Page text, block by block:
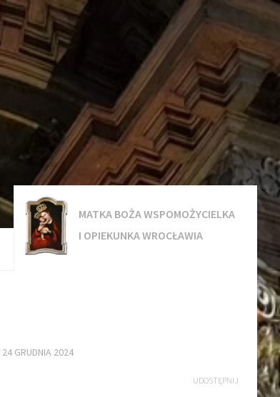
MATKA BOŻA WSPOMOŻYCIELKA
I OPIEKUNKA WROCŁAWIA
24 GRUDNIA 2024
UDOSTĘPNIJ